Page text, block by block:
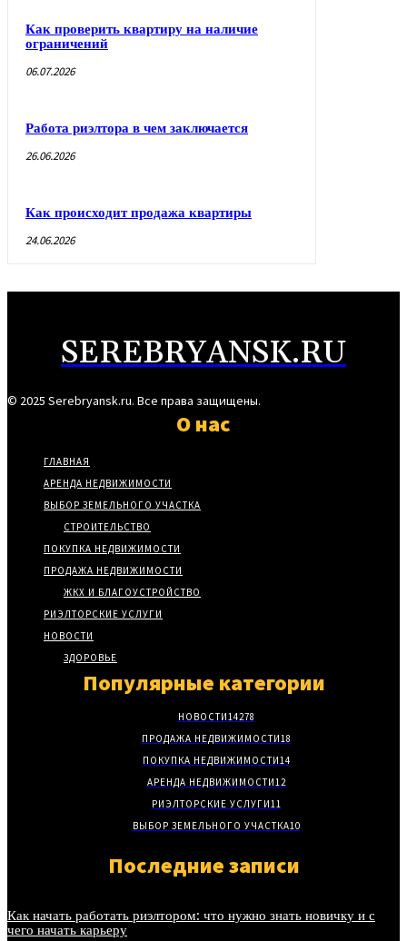
Как проверить квартиру на наличие
ограничений
06.07.2026
Работа риэлтора в чем заключается
26.06.2026
Как происходит продажа квартиры
24.06.2026
SEREBRYANSK.RU
© 2025 Serebryansk.ru. Все права защищены.
О нас
ГЛАВНАЯ
АРЕНДА НЕДВИЖИМОСТИ
ВЫБОР ЗЕМЕЛЬНОГО УЧАСТКА
СТРОИТЕЛЬСТВО
ПОКУПКА НЕДВИЖИМОСТИ
ПРОДАЖА НЕДВИЖИМОСТИ
ЖКХ И БЛАГОУСТРОЙСТВО
РИЭЛТОРСКИЕ УСЛУГИ
НОВОСТИ
ЗДОРОВЬЕ
Популярные категории
НОВОСТИ14278
ПРОДАЖА НЕДВИЖИМОСТИ18
ПОКУПКА НЕДВИЖИМОСТИ14
АРЕНДА НЕДВИЖИМОСТИ12
РИЭЛТОРСКИЕ УСЛУГИ11
ВЫБОР ЗЕМЕЛЬНОГО УЧАСТКА10
Последние записи
Как начать работать риэлтором: что нужно знать новичку и с
чего начать карьеру